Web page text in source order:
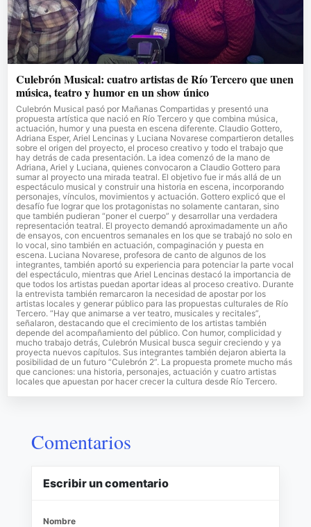
Culebrón Musical: cuatro artistas de Río Tercero que unen
música, teatro y humor en un show único
Culebrón Musical pasó por Mañanas Compartidas y presentó una
propuesta artística que nació en Río Tercero y que combina música,
actuación, humor y una puesta en escena diferente. Claudio Gottero,
Adriana Esper, Ariel Lencinas y Luciana Novarese compartieron detalles
sobre el origen del proyecto, el proceso creativo y todo el trabajo que
hay detrás de cada presentación. La idea comenzó de la mano de
Adriana, Ariel y Luciana, quienes convocaron a Claudio Gottero para
sumar al proyecto una mirada teatral. El objetivo fue ir más allá de un
espectáculo musical y construir una historia en escena, incorporando
personajes, vínculos, movimientos y actuación. Gottero explicó que el
desafío fue lograr que los protagonistas no solamente cantaran, sino
que también pudieran “poner el cuerpo” y desarrollar una verdadera
representación teatral. El proyecto demandó aproximadamente un año
de ensayos, con encuentros semanales en los que se trabajó no solo en
lo vocal, sino también en actuación, compaginación y puesta en
escena. Luciana Novarese, profesora de canto de algunos de los
integrantes, también aportó su experiencia para potenciar la parte vocal
del espectáculo, mientras que Ariel Lencinas destacó la importancia de
que todos los artistas puedan aportar ideas al proceso creativo. Durante
la entrevista también remarcaron la necesidad de apostar por los
artistas locales y generar público para las propuestas culturales de Río
Tercero. “Hay que animarse a ver teatro, musicales y recitales”,
señalaron, destacando que el crecimiento de los artistas también
depende del acompañamiento del público. Con humor, complicidad y
mucho trabajo detrás, Culebrón Musical busca seguir creciendo y ya
proyecta nuevos capítulos. Sus integrantes también dejaron abierta la
posibilidad de un futuro “Culebrón 2”. La propuesta promete mucho más
que canciones: una historia, personajes, actuación y cuatro artistas
locales que apuestan por hacer crecer la cultura desde Río Tercero.
Comentarios
Escribir un comentario
Nombre